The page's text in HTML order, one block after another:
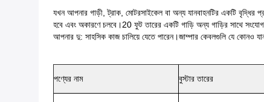
যখন আপনার গাড়ী, ট্রাক, মোটরসাইকেল বা অন্য যানবাহনটির একটি
হবে এবং অকারণে চলবে।20 ফুট তারের একটি গাড়ি অন্য গাড়ির সাথে
আপনার দু: সাহসিক কাজ চালিয়ে যেতে পারেন।জাম্পার কেবলগুলি যে কোনও
পণ্যের নাম বুস্টার তারের